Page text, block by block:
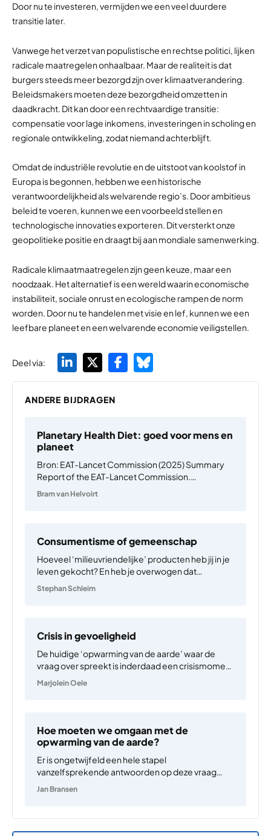
Door nu te investeren, vermijden we een veel duurdere
transitie later.
Vanwege het verzet van populistische en rechtse politici, lijken
radicale maatregelen onhaalbaar. Maar de realiteit is dat
burgers steeds meer bezorgd zijn over klimaatverandering.
Beleidsmakers moeten deze bezorgdheid omzetten in
daadkracht. Dit kan door een rechtvaardige transitie:
compensatie voor lage inkomens, investeringen in scholing en
regionale ontwikkeling, zodat niemand achterblijft.
Omdat de industriële revolutie en de uitstoot van koolstof in
Europa is begonnen, hebben we een historische
verantwoordelijkheid als welvarende regio’s. Door ambitieus
beleid te voeren, kunnen we een voorbeeld stellen en
technologische innovaties exporteren. Dit versterkt onze
geopolitieke positie en draagt bij aan mondiale samenwerking.
Radicale klimaatmaatregelen zijn geen keuze, maar een
noodzaak. Het alternatief is een wereld waarin economische
instabiliteit, sociale onrust en ecologische rampen de norm
worden. Door nu te handelen met visie en lef, kunnen we een
leefbare planeet en een welvarende economie veiligstellen.
Deel via:
ANDERE BIJDRAGEN
Planetary Health Diet: goed voor mens en
planeet
Bron: EAT-Lancet Commission (2025) Summary
Report of the EAT-Lancet Commission.
weinig tegenin te brengen, zoals geldt voor veel
paradoxale Cruijffiaanse uitspraken. In een
notendop: het vermogen om een…
Bram van Helvoirt
Consumentisme of gemeenschap
Hoeveel ‘milieuvriendelijke’ producten heb jij in je
leven gekocht? En heb je overwogen dat
‘minder schadelijk voor het milieu’? Met andere
voorbeelden…
Stephan Schleim
Crisis in gevoeligheid
De huidige ‘opwarming van de aarde’ waar de
vraag over spreekt is inderdaad een crisismoment
Filosofie van de Geesteswetenschappen
Marjolein Oele
Hoe moeten we omgaan met de
opwarming van de aarde?
Er is ongetwijfeld een hele stapel
vanzelfsprekende antwoorden op deze vraag
modale werkwoord “moeten” nog maar even
buiten…
Jan Bransen